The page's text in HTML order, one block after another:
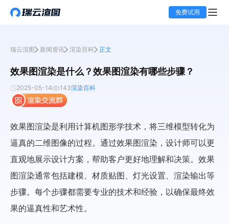
免费试用
瑞云渲图 新闻资讯 渲染百科 正文
效果图渲染是什么？效果图渲染有哪些步骤？
2025-05-14 143渲染百科
效果图渲染是利用计算机图形学技术，将三维模型转化为
逼真的二维图像的过程。通过效果图渲染，设计师可以更
直观地展示设计方案，帮助客户更好地理解和决策。效果
图渲染通常包括建模、材质贴图、灯光设置、渲染输出等
步骤。每个步骤都需要专业的技术和经验，以确保最终效
果的逼真性和艺术性。